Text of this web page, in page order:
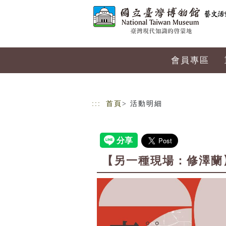
會員專區
::: 首頁 > 活動明細
【另一種現場：修澤